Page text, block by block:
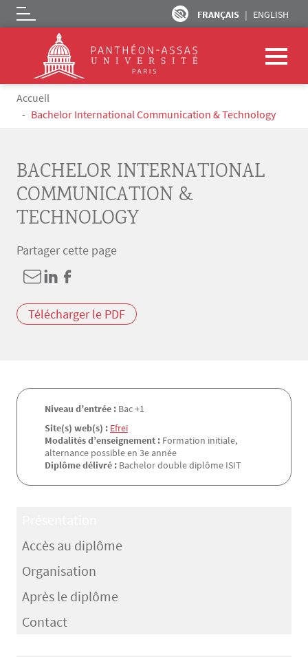
Aller au contenu principal
FRANÇAIS ENGLISH
Logo
Fil d'Ariane
Accueil
Bachelor International Communication & Technology
BACHELOR INTERNATIONAL
COMMUNICATION &
TECHNOLOGY
Partager cette page
Télécharger le PDF
Niveau d’entrée : Bac +1
Site(s) web(s) : Efrei
Modalités d’enseignement : Formation initiale,
alternance possible en 3e année
Diplôme délivré : Bachelor double diplôme ISIT
Accès au diplôme
Organisation
Après le diplôme
Contact